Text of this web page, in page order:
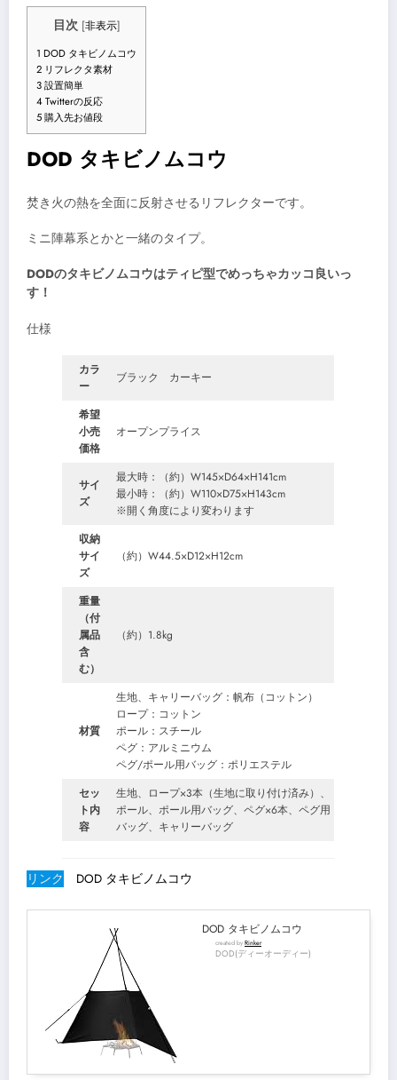
目次 [非表示]
1 DOD タキビノムコウ
2 リフレクタ素材
3設置簡単
4Twitterの反応
5購入先お値段
DOD タキビノムコウ
焚き火の熱を全面に反射させるリフレクターです。
ミニ陣幕系とかと一緒のタイプ。
DODのタキビノムコウはティピ型でめっちゃカッコ良いっ
す！
仕様
カラ
ー
ブラック カーキー
希望
小売
価格
オープンプライス
サイ
ズ
最大時：（約）W145×D64×H141cm
最小時：（約）W110×D75×H143cm
※開く角度により変わります
収納
サイ
ズ
（約）W44.5×D12×H12cm
重量
（付
属品
含
む）
（約）1.8kg
材質
生地、キャリーバッグ：帆布（コットン）
ロープ：コットン
ポール：スチール
ペグ：アルミニウム
ペグ/ポール用バッグ：ポリエステル
セッ
ト内
容
生地、ロープ×3本（生地に取り付け済み）、
ポール、ポール用バッグ、ペグ×6本、ペグ用
バッグ、キャリーバッグ
リンク DOD タキビノムコウ
DOD タキビノムコウ
created byRinker
DOD(ディーオーディー)